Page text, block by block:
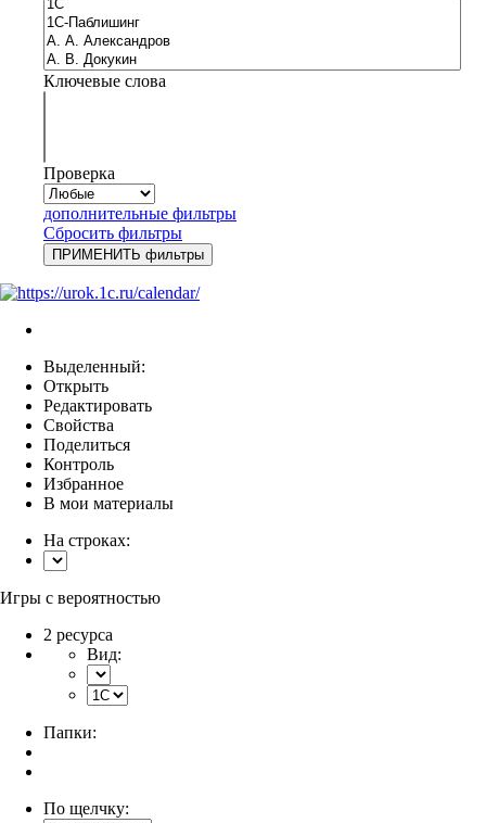
Ключевые слова
Проверка
дополнительные фильтры
Сбросить фильтры
Выделенный:
Открыть
Редактировать
Свойства
Поделиться
Контроль
Избранное
В мои материалы
На строках:
Игры с вероятностью
2 ресурса
Вид:
Папки:
По щелчку: